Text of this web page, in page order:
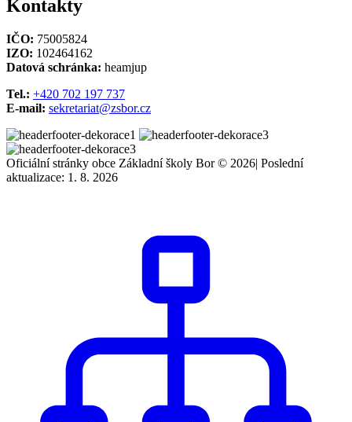
Kontakty
IČO: 75005824
IZO: 102464162
Datová schránka: heamjup
Tel.: +420 702 197 737
E-mail: sekretariat@zsbor.cz
Oficiální stránky obce Základní školy Bor © 2026| Poslední
aktualizace: 1. 8. 2026